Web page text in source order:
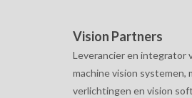
Vision Partners
Leverancier en integrator
machine vision systemen,
verlichtingen en vision